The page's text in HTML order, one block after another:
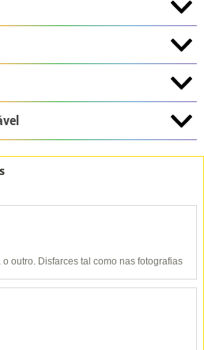
outro. Disfarces tal como nas fotografias